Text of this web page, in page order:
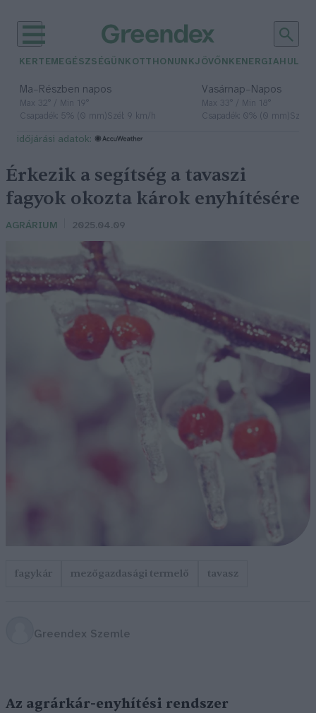
KERTEM EGÉSZSÉGÜNK OTTHONUNKJÖVŐNK ENERGIA
Ma– Részben napos
Max 32° / Min 19°
Csapadék: 5% (0 mm)Szél: 9 km/h
Vasárnap– Napos
Max 33° / Min 18°
Csapadék: 0% (0 mm)Szél:
időjárási adatok:
Érkezik a segítség a tavaszi
fagyok okozta károk enyhítésére
AGRÁRIUM 2025.04.09
fagykár mezőgazdasági termelő tavasz
Greendex Szemle
Az agrárkár-enyhítési rendszer